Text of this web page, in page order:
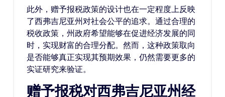
此外，赠予报税政策的设计也在一定程度上反映
了西弗吉尼亚州对社会公平的追求。通过合理的
税收政策，州政府希望能够在促进经济发展的同
时，实现财富的合理分配。然而，这种政策取向
是否能够真正实现其预期效果，仍然需要更多的
实证研究来验证。
赠予报税对西弗吉尼亚州经